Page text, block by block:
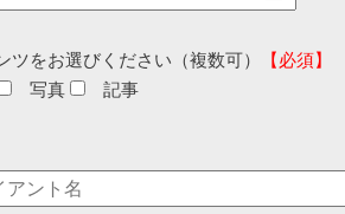
ツをお選びください（複数可）
【必須】
写真 記事